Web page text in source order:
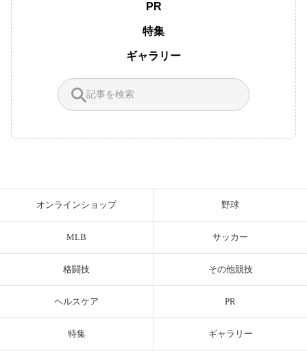
PR
特集
ギャラリー
オンラインショップ 野球
MLB サッカー
格闘技 その他競技
ヘルスケア PR
特集 ギャラリー